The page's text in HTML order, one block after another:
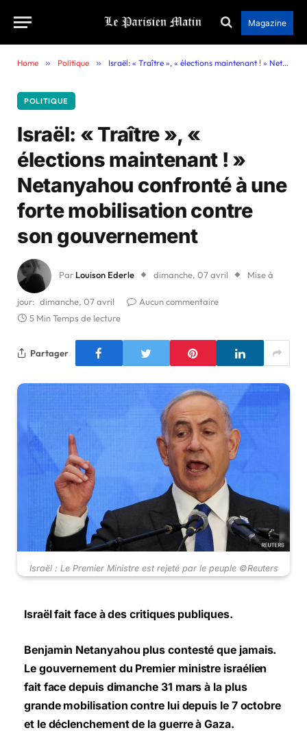
Magazine
Home » Politique » Israël: « Traître », « élections maintenant ! » Netanyahou confronté à une forte mobilisation contre son gouvernement
POLITIQUE
Israël: « Traître », «
élections maintenant ! »
Netanyahou confronté à une
forte mobilisation contre
son gouvernement
Par Louison Ederle dimanche, 07 avril Mise à
jour: dimanche, 07 avril
Aucun commentaire
5 Min Temps de lecture
Partager
Israël : Le Premier Ministre est rejeté par le peuple ©Reuters
Israël fait face à des critiques publiques.
Benjamin Netanyahou plus contesté que jamais.
Le gouvernement du Premier ministre israélien
fait face depuis dimanche 31 mars à la plus
grande mobilisation contre lui depuis le 7 octobre
et le déclenchement de la guerre à Gaza.